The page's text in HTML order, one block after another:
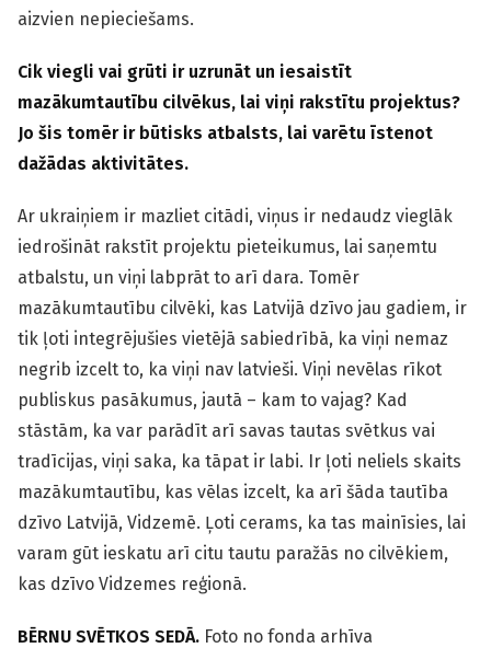
aizvien nepieciešams.
Cik viegli vai grūti ir uzrunāt un iesaistīt
mazākumtautību cilvēkus, lai viņi rakstītu projektus?
Jo šis tomēr ir būtisks atbalsts, lai varētu īstenot
dažādas aktivitātes.
Ar ukraiņiem ir mazliet citādi, viņus ir nedaudz vieglāk
iedrošināt rakstīt projektu pieteikumus, lai saņemtu
atbalstu, un viņi labprāt to arī dara. Tomēr
mazākumtautību cilvēki, kas Latvijā dzīvo jau gadiem, ir
tik ļoti integrējušies vietējā sabiedrībā, ka viņi nemaz
negrib izcelt to, ka viņi nav latvieši. Viņi nevēlas rīkot
publiskus pasākumus, jautā – kam to vajag? Kad
stāstām, ka var parādīt arī savas tautas svētkus vai
tradīcijas, viņi saka, ka tāpat ir labi. Ir ļoti neliels skaits
mazākumtautību, kas vēlas izcelt, ka arī šāda tautība
dzīvo Latvijā, Vidzemē. Ļoti cerams, ka tas mainīsies, lai
varam gūt ieskatu arī citu tautu paražās no cilvēkiem,
kas dzīvo Vidzemes reģionā.
BĒRNU SVĒTKOS SEDĀ. Foto no fonda arhīva